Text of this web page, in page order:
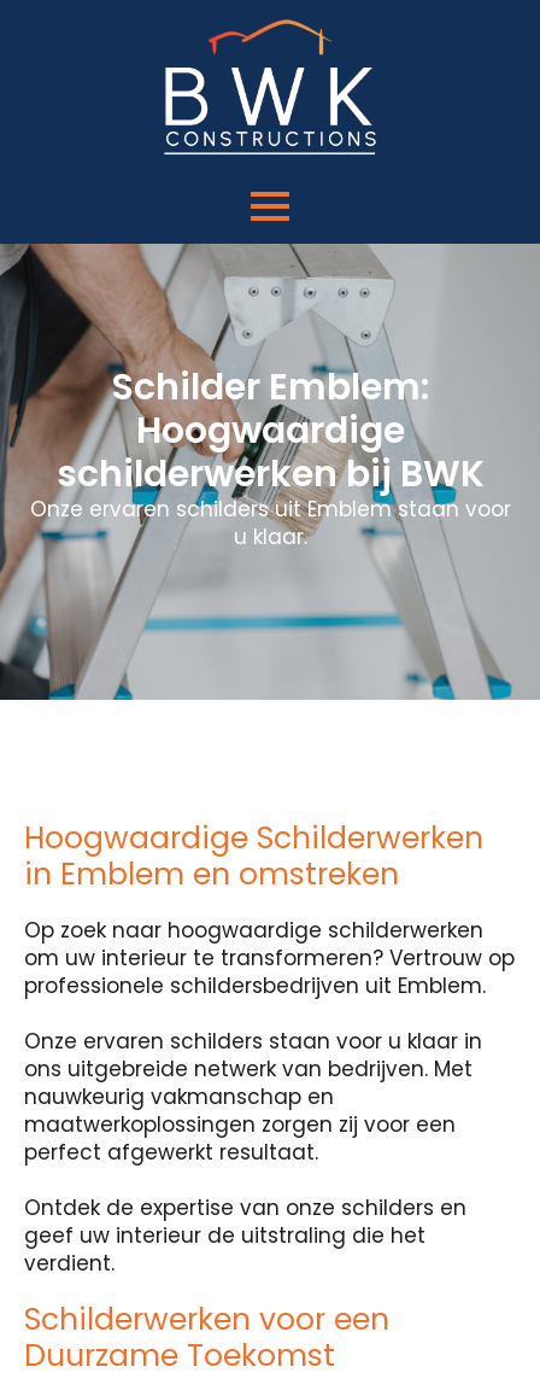
Schilder Emblem:
Hoogwaardige
schilderwerken bij BWK
Onze ervaren schilders uit Emblem staan voor
u klaar.
Hoogwaardige Schilderwerken
in Emblem en omstreken
Op zoek naar hoogwaardige schilderwerken
om uw interieur te transformeren? Vertrouw op
professionele schildersbedrijven uit Emblem.
Onze ervaren schilders staan voor u klaar in
ons uitgebreide netwerk van bedrijven. Met
nauwkeurig vakmanschap en
maatwerkoplossingen zorgen zij voor een
perfect afgewerkt resultaat.
Ontdek de expertise van onze schilders en
geef uw interieur de uitstraling die het
verdient.
Schilderwerken voor een
Duurzame Toekomst